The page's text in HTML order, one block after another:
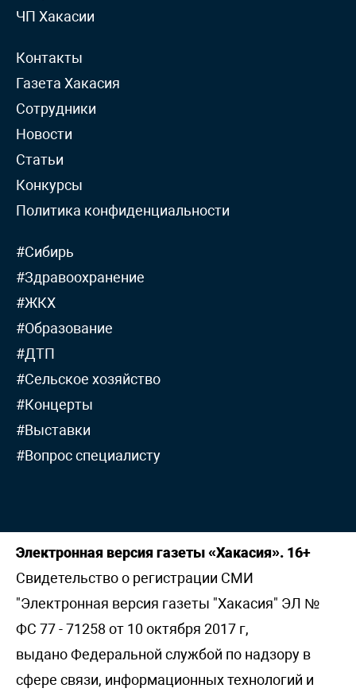
ЧП Хакасии
Контакты
Газета Хакасия
Сотрудники
Новости
Статьи
Конкурсы
Политика конфиденциальности
#Сибирь
#Здравоохранение
#ЖКХ
#Образование
#ДТП
#Сельское хозяйство
#Концерты
#Выставки
#Вопрос специалисту
Электронная версия газеты «Хакасия». 16+
Свидетельство о регистрации СМИ
"Электронная версия газеты "Хакасия" ЭЛ №
ФС 77 - 71258 от 10 октября 2017 г,
выдано Федеральной службой по надзору в
сфере связи, информационных технологий и